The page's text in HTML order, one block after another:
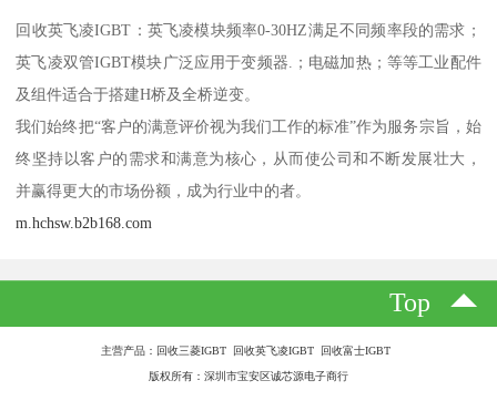
回收英飞凌IGBT：英飞凌模块频率0-30HZ满足不同频率段的需求；
英飞凌双管IGBT模块广泛应用于变频器.；电磁加热；等等工业配件
及组件适合于搭建H桥及全桥逆变。
我们始终把“客户的满意评价视为我们工作的标准”作为服务宗旨，始
终坚持以客户的需求和满意为核心，从而使公司和不断发展壮大，
并赢得更大的市场份额，成为行业中的者。
m.hchsw.b2b168.com
Top
主营产品：回收三菱IGBT 回收英飞凌IGBT 回收富士IGBT
版权所有：深圳市宝安区诚芯源电子商行